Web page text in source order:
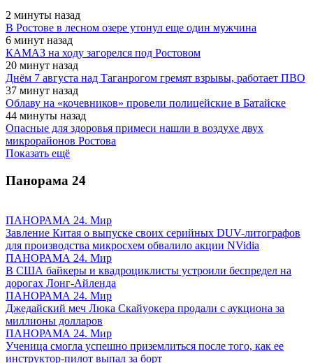
2 минуты назад
В Ростове в лесном озере утонул еще один мужчина
6 минут назад
КАМАЗ на ходу загорелся под Ростовом
20 минут назад
Днём 7 августа над Таганрогом гремят взрывы, работает ПВО
37 минут назад
Облаву на «кочевников» провели полицейские в Батайске
44 минуты назад
Опасные для здоровья примеси нашли в воздухе двух
микрорайонов Ростова
Показать ещё
Панорама 24
ПАНОРАМА 24. Мир
Завление Китая о выпуске своих серийных DUV-литографов
для производства микросхем обвалило акции NVidia
ПАНОРАМА 24. Мир
В США байкеры и квадроциклисты устроили беспредел на
дорогах Лонг-Айленда
ПАНОРАМА 24. Мир
Джедайский меч Люка Скайуокера продали с аукциона за
миллионы долларов
ПАНОРАМА 24. Мир
Ученица смогла успешно приземлиться после того, как ее
инструктор-пилот выпал за борт